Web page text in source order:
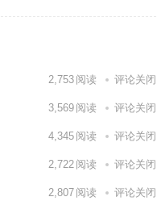
2,753 阅读 评论关闭
3,569 阅读 评论关闭
4,345 阅读 评论关闭
2,722 阅读 评论关闭
2,807 阅读 评论关闭